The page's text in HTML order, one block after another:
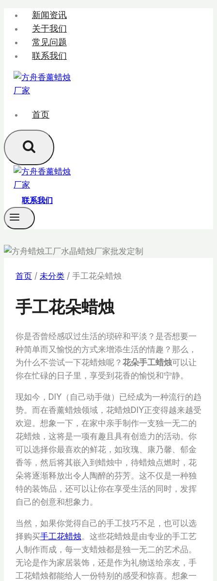
新闻资讯
关于我们
常见问题
联系我们
首页
联系我们
首页 / 未分类 / 手工花朵蜡烛
手工花朵蜡烛
你是否曾经感叹过生活的琐碎和平淡？是否想要一
种简单而又愉悦的方式来增添生活的情趣？那么，
为什么不尝试一下花蜡烛呢？ 花朵手工蜡烛可以让
你在忙碌的日子里，享受到花香的愉悦和宁静。
现如今，DIY（自己动手做）已经成为一种流行的趋
势。而在香薰蜡烛领域，花蜡烛DIY正变得越来越受
欢迎。想象一下，在家中亲手制作一支独一无二的
花蜡烛，这将是一项有趣且具有创造力的活动。你
可以选择你最喜欢的鲜花，如玫瑰、康乃馨、郁金
香等，然后将其嵌入到蜡烛中，待蜡烛点燃时，花
朵将逐渐释放出令人陶醉的芬芳。这不仅是一种独
特的装饰品，还可以让你在享受生活的同时，发挥
自己的创意和想象力。
当然，如果你觉得自己的手工技巧不足，也可以选
择购买手工花蜡烛。这些花蜡烛是由专业的手工艺
人制作而成，每一支蜡烛都是独一无二的艺术品。
无论是作为家居装饰，还是作为礼物送给亲友，手
工花蜡烛都能给人一份特别的感受和惊喜。想象一